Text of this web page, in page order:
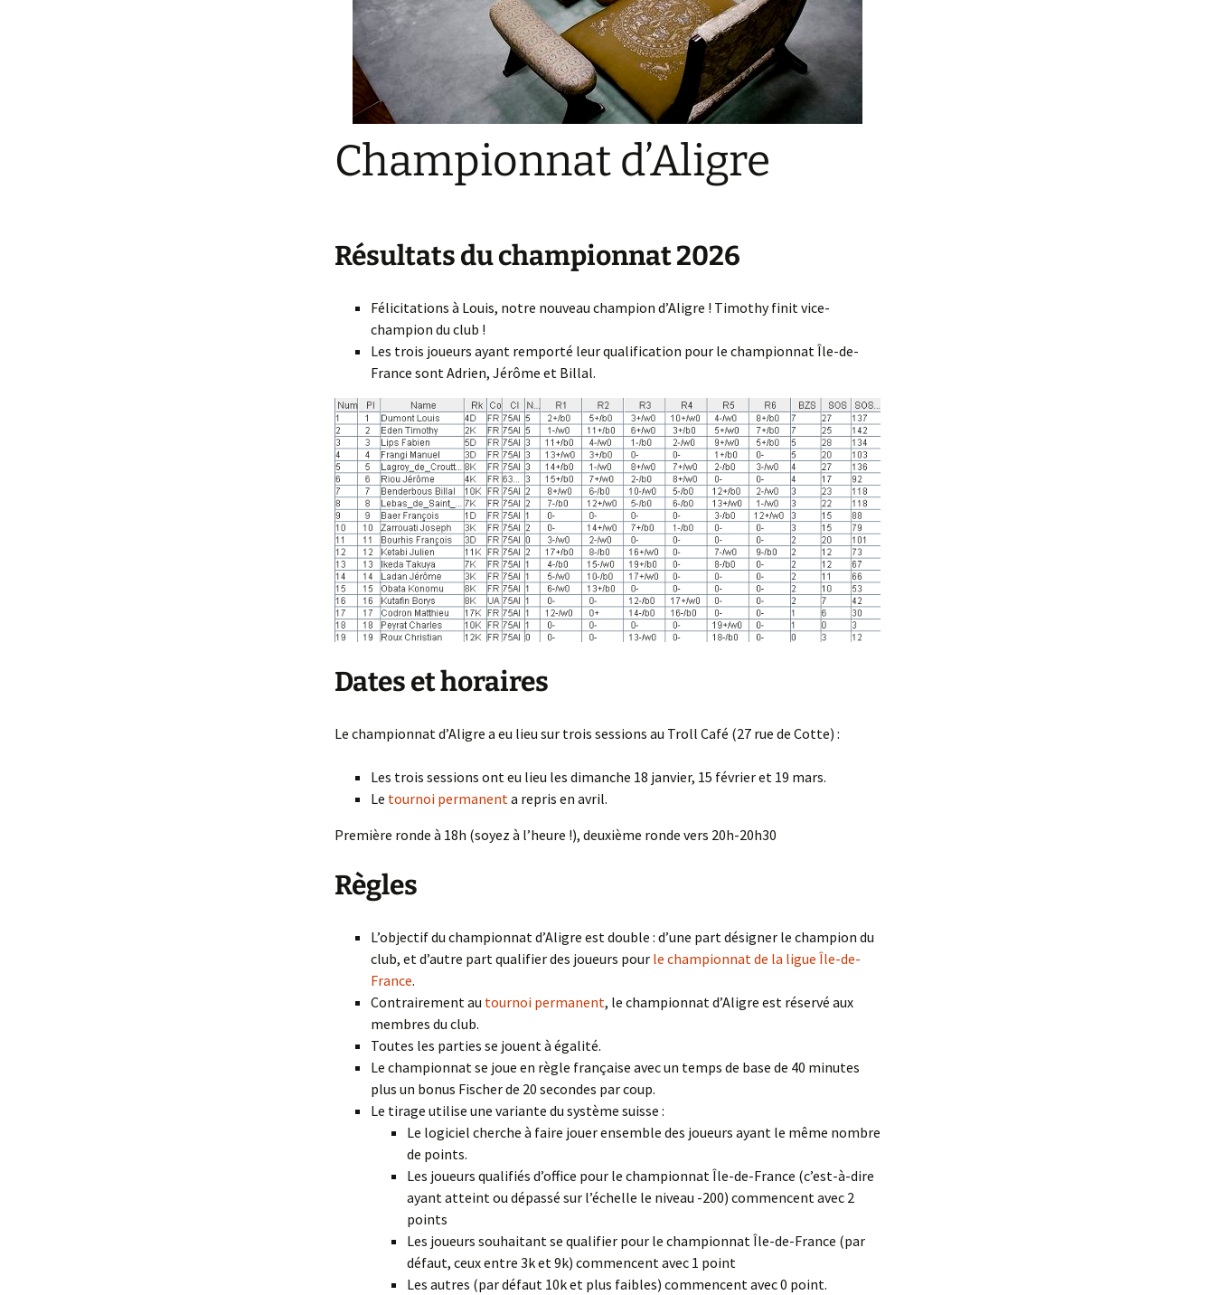
L’ Aligroise 2024
L’ Aligroise 2025
L’ Aligroise 2026
Calculateur échelle
Championnat d’Aligre
Résultats du championnat 2026
Félicitations à Louis, notre nouveau champion d’Aligre ! Timothy finit vice-
champion du club !
Les trois joueurs ayant remporté leur qualification pour le championnat Île-de-
France sont Adrien, Jérôme et Billal.
Dates et horaires
Le championnat d’Aligre a eu lieu sur trois sessions au Troll Café (27 rue de Cotte) :
Les trois sessions ont eu lieu les dimanche 18 janvier, 15 février et 19 mars.
Le tournoi permanent a repris en avril.
Première ronde à 18h (soyez à l’heure !), deuxième ronde vers 20h-20h30
Règles
L’objectif du championnat d’Aligre est double : d’une part désigner le champion du
club, et d’autre part qualifier des joueurs pour le championnat de la ligue Île-de-
France.
Contrairement au tournoi permanent, le championnat d’Aligre est réservé aux
membres du club.
Toutes les parties se jouent à égalité.
Le championnat se joue en règle française avec un temps de base de 40 minutes
plus un bonus Fischer de 20 secondes par coup.
Le tirage utilise une variante du système suisse :
Le logiciel cherche à faire jouer ensemble des joueurs ayant le même nombre
de points.
Les joueurs qualifiés d’office pour le championnat Île-de-France (c’est-à-dire
ayant atteint ou dépassé sur l’échelle le niveau -200) commencent avec 2
points
Les joueurs souhaitant se qualifier pour le championnat Île-de-France (par
défaut, ceux entre 3k et 9k) commencent avec 1 point
Les autres (par défaut 10k et plus faibles) commencent avec 0 point.